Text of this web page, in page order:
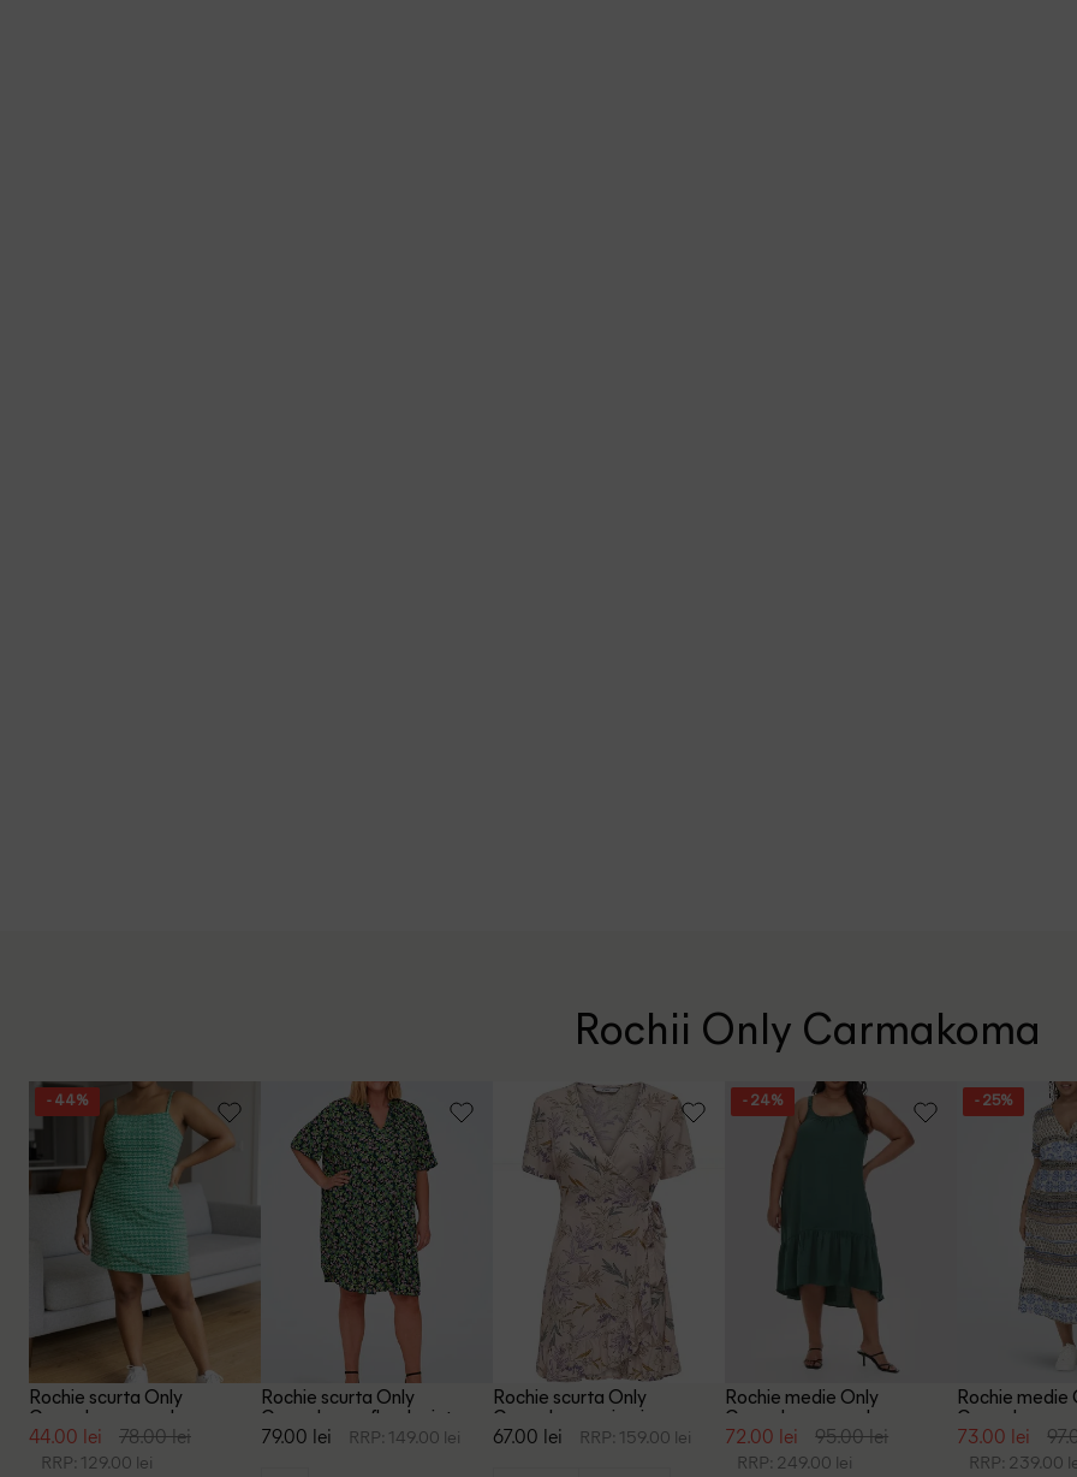
Rochii Only Carmakoma
- 44%
Rochie scurta Only
Carmakoma, verde
44.00 lei 78.00 lei
RRP: 129.00 lei
Rochie scurta Only
Carmakoma, floral print
79.00 lei RRP: 149.00 lei
Rochie scurta Only
Carmakoma, piersica
67.00 lei RRP: 159.00 lei
- 24%
Rochie medie Only
Carmakoma, verde
72.00 lei 95.00 lei
RRP: 249.00 lei
- 25%
Rochie medie
Carmakoma,
73.00 lei
RRP: 239.00